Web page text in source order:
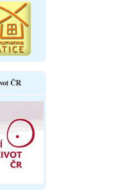
ČR